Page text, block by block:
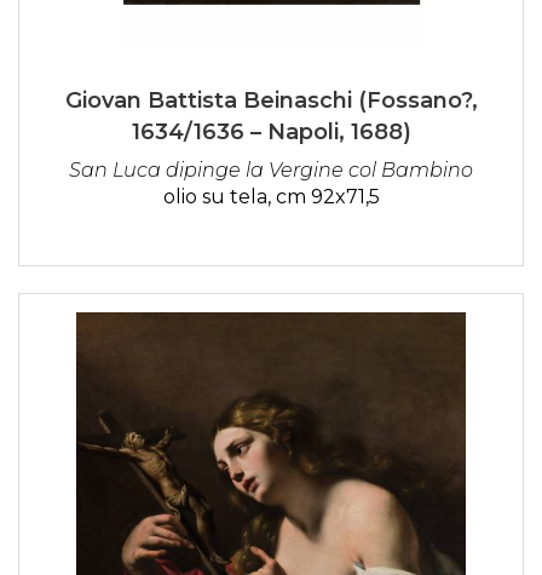
Giovan Battista Beinaschi (Fossano?,
1634/1636 – Napoli, 1688)
San Luca dipinge la Vergine col Bambino
olio su tela, cm 92x71,5